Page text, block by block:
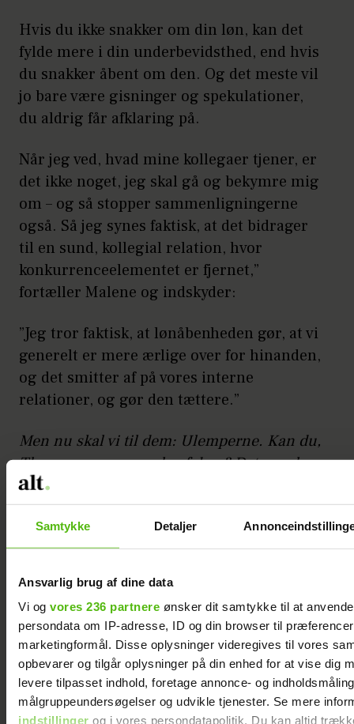
Samtykke Detaljer
Ansvarlig brug af dine data
Vi og vores 236 partnere ønsker dit samtykke til at
persondata om IP-adresse, ID og din browser til
marketingformål. Disse oplysninger videregives til vores
opbevarer og tilgår oplysninger på din enhed for at vise dig
levere tilpasset indhold, foretage annonce- og
målgruppeundersøgelser og udvikle tjenester. Se mere
indstillinger og i vores persondatapolitik. Du kan altid
Hvis du ikke snakker om din løn, kan det
fylde mere i din underbevidsthed, end hvis
du snakker åbent om den. Og det meste vil
jo bare være gisninger og spekulationer,
du aldrig får afklaring på.
Når jeg ved, hvad mine kollegaer tjener, er
det ikke noget, jeg skal gå og bekymre mig
om – og så stopper sammenligningerne
også. Så jeg synes faktisk, at det bidrager
til en sund, kollegial relation, hvor
konkurrenceelementet er fjernet,”
fortæller Malene og indskyder:
”Jeg tror faktisk, at lønåbenheden gør, at vi
generelt er mere ærlige over for hinanden,
og det smitter af på vores interne
relationer, og gør den tættere.”
Men nu skal vi til dem: Ulemperne. Kan du,
Thomas, nævne nogle af dem? Det er vel
ikke kun en dans på roser …
”Med lønåbenhed åbner man jo for, at
konkurrerende virksomheder også kan se
løn og vilkår, der ligger over vores niveau
for at prøve at rekruttere talent fra Refyne.
Og det er sårbart for en virksomhed. Men
ser du på det fra medarbejderens
perspektiv, kan en potentiel konkurrent jo
tilbyde vedkommende en bedre løn, hvis